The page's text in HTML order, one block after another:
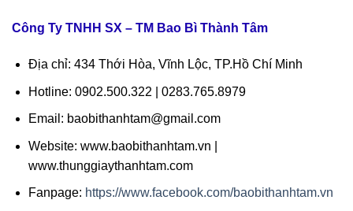
Công Ty TNHH SX – TM Bao Bì Thành Tâm
Địa chỉ: 434 Thới Hòa, Vĩnh Lộc, TP.Hồ Chí Minh
Hotline: 0902.500.322 | 0283.765.8979
Email: baobithanhtam@gmail.com
Website: www.baobithanhtam.vn |
www.thunggiaythanhtam.com
Fanpage: https://www.facebook.com/baobithanhtam.vn